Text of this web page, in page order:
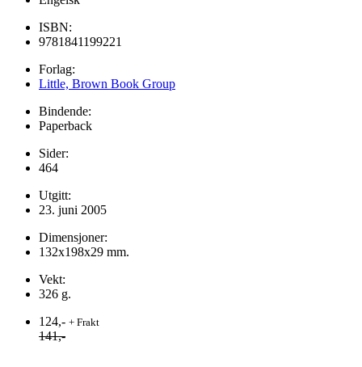
ISBN:
9781841199221
Forlag:
Little, Brown Book Group
Bindende:
Paperback
Sider:
464
Utgitt:
23. juni 2005
Dimensjoner:
132x198x29 mm.
Vekt:
326 g.
124,- + Frakt
141,-